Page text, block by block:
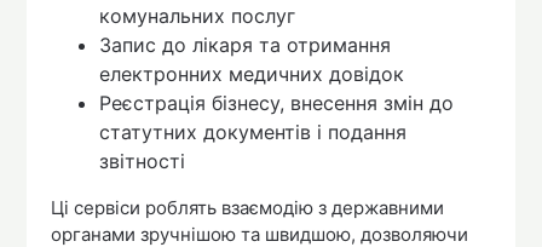
комунальних послуг
Запис до лікаря та отримання
електронних медичних довідок
Реєстрація бізнесу, внесення змін до
статутних документів і подання
звітності
Ці сервіси роблять взаємодію з державними
органами зручнішою та швидшою, дозволяючи